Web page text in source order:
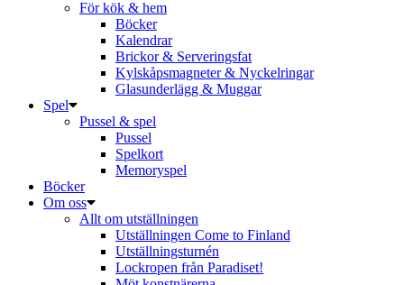
För kök & hem
Böcker
Kalendrar
Brickor & Serveringsfat
Kylskåpsmagneter & Nyckelringar
Glasunderlägg & Muggar
Spel
Pussel & spel
Pussel
Spelkort
Memoryspel
Böcker
Om oss
Allt om utställningen
Utställningen Come to Finland
Utställningsturnén
Lockropen från Paradiset!